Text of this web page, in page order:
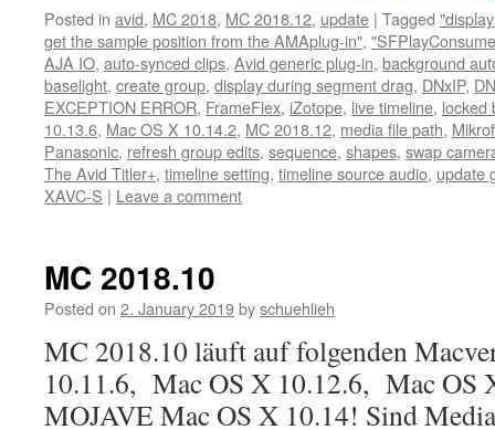
Posted in avid, MC 2018, MC 2018.12, update | Tagged
get the sample position from the AMAplug-in",
AJA IO, auto-synced clips, Avid generic plug-in, background
baselight, create group, display during segment drag, DNxIP,
EXCEPTION ERROR, FrameFlex, iZotope, live timeline, locked
10.13.6, Mac OS X 10.14.2, MC 2018.12, media file path,
Panasonic, refresh group edits, sequence, shapes, swap
The Avid Titler+, timeline setting, timeline source audio, update
XAVC-S | Leave a comment
MC 2018.10
Posted on 2. January 2019byschuehlieh
MC 2018.10 läuft auf folgenden
10.11.6, Mac OS X 10.12.6, Mac OS
MOJAVE Mac OS X 10.14! Sind